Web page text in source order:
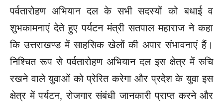
पर्वतारोहण अभियान दल के सभी सदस्यों को बधाई व
शुभकामनाएं देते हुए पर्यटन मंत्री सतपाल महाराज ने कहा
कि उत्तराखण्ड में साहसिक खेलों की अपार संभावनाएं हैं।
निश्चित रूप से पर्वतारोहण अभियान दल इस क्षेत्र में रुचि
रखने वाले युवाओं को प्रेरित करेगा और प्रदेश के युवा इस
क्षेत्र में पर्यटन, रोजगार संबंधी जानकारी प्राप्‍त करने और